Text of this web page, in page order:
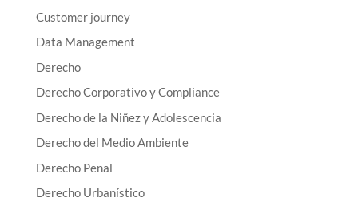
Customer journey
Data Management
Derecho
Derecho Corporativo y Compliance
Derecho de la Niñez y Adolescencia
Derecho del Medio Ambiente
Derecho Penal
Derecho Urbanístico